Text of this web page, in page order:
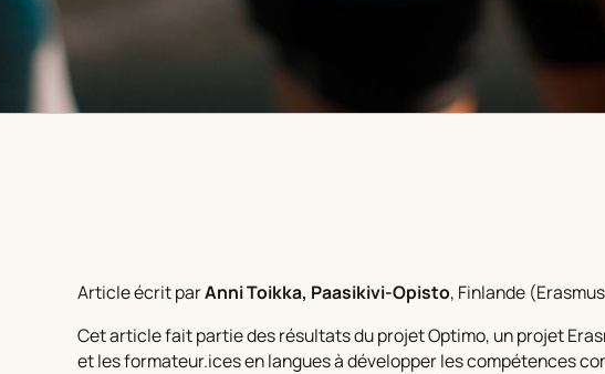
Article écrit parAnni Toikka, Paasikivi-Opisto, Finlande
Cet article fait partie des résultats du projet Optimo, un projet
et les formateur.ices en langues à développer les compétences